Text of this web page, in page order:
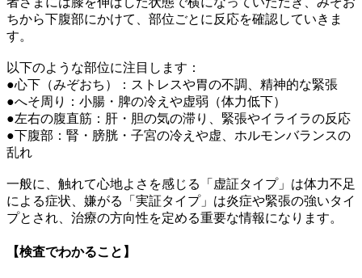
ちから下腹部にかけて、部位ごとに反応を確認していきま
す。
以下のような部位に注目します：
●心下（みぞおち）：ストレスや胃の不調、精神的な緊張
●へそ周り：小腸・脾の冷えや虚弱（体力低下）
●左右の腹直筋：肝・胆の気の滞り、緊張やイライラの反応
●下腹部：腎・膀胱・子宮の冷えや虚、ホルモンバランスの
乱れ
一般に、触れて心地よさを感じる「虚証タイプ」は体力不足
による症状、嫌がる「実証タイプ」は炎症や緊張の強いタイ
プとされ、治療の方向性を定める重要な情報になります。
【検査でわかること】